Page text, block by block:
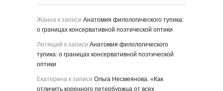
Жанна к записи Анатомия филологического тупика:
о границах консервативной поэтической оптики
Летящий к записи Анатомия филологического
тупика: о границах консервативной поэтической
оптики
Екатерина к записи Ольга Несмеянова. «Как
отличить коренного петербуржца от всех